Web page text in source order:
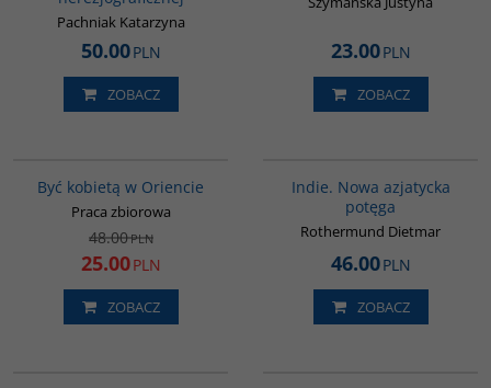
Pachniak Katarzyna
50.00PLN
ZOBACZ
23.00PLN
ZOBACZ
Być kobietą w Oriencie
Praca zbiorowa
48.00PLN
25.00PLN
ZOBACZ
Indie. Nowa azjatycka
potęga
Rothermund Dietmar
46.00PLN
ZOBACZ